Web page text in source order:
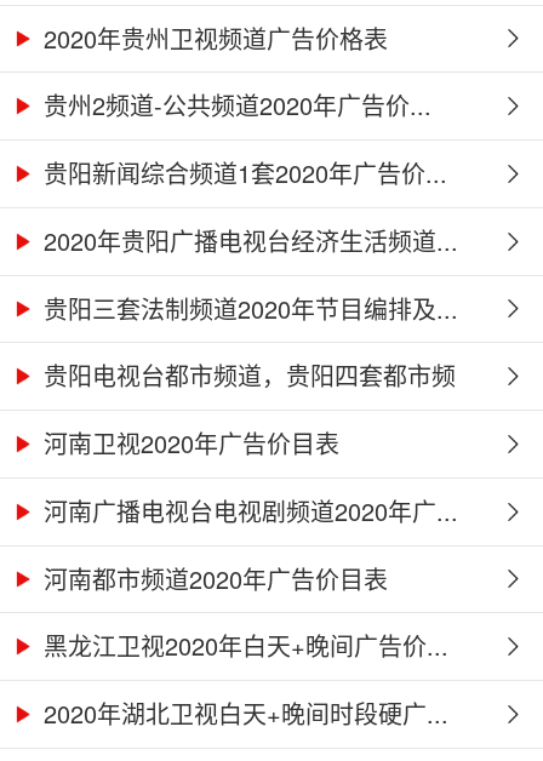
2020年贵州卫视频道广告价格表
贵州2频道-公共频道2020年广告价...
贵阳新闻综合频道1套2020年广告价...
2020年贵阳广播电视台经济生活频道...
贵阳三套法制频道2020年节目编排及...
贵阳电视台都市频道，贵阳四套都市频
道...河南卫视2020年广告价目表
河南广播电视台电视剧频道2020年广...
河南都市频道2020年广告价目表
黑龙江卫视2020年白天+晚间广告价...
2020年湖北卫视白天+晚间时段硬广...